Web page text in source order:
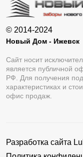
© 2014-2024
Новый Дом - Ижевск
Сайт носит
является публичной
РФ. Для получения
характеристиках и
офис продаж.
Разработка сайта